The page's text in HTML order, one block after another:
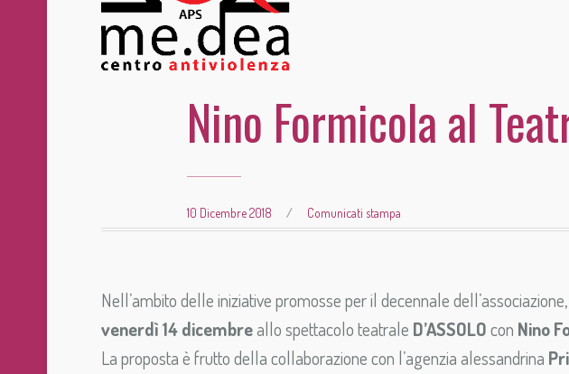
Nino Formicola al
10 Dicembre 2018 / Comunicati stampa
Nell’ambito delle iniziative promosse per il decennale
venerdì 14 dicembreallo spettacolo teatrale D’ASSOLOcon Nino
La proposta è frutto della collaborazione con l’agenzia alessandrina